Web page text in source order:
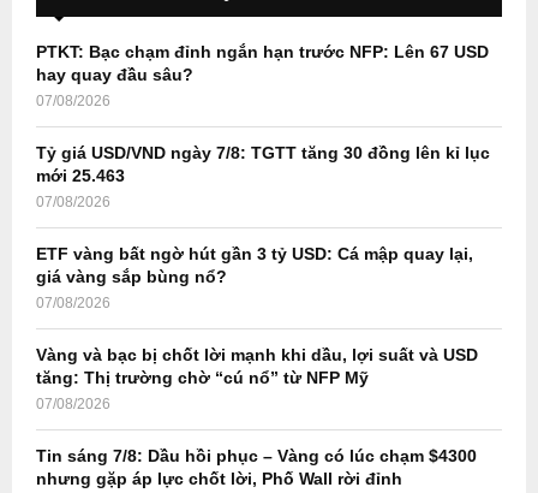
f
r
A
H
PTKT: Bạc chạm đỉnh ngắn hạn trước NFP: Lên 67 USD
hay quay đầu sâu?
07/08/2026
Tỷ giá USD/VND ngày 7/8: TGTT tăng 30 đồng lên kỉ lục
mới 25.463
07/08/2026
ETF vàng bất ngờ hút gần 3 tỷ USD: Cá mập quay lại,
giá vàng sắp bùng nổ?
07/08/2026
Vàng và bạc bị chốt lời mạnh khi dầu, lợi suất và USD
tăng: Thị trường chờ “cú nổ” từ NFP Mỹ
07/08/2026
Tin sáng 7/8: Dầu hồi phục – Vàng có lúc chạm $4300
nhưng gặp áp lực chốt lời, Phố Wall rời đỉnh